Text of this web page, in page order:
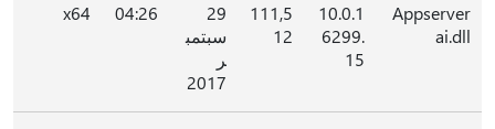
Appserver
ai.dll
10.0.1
6299.
15
111,5
12
29
سبتمب
ر
2017
04:26
x64